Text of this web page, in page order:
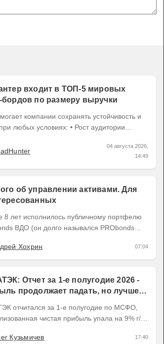
входит в ТОП-5 мировых
по размеру выручки
компании сохранять устойчивость и
условиях: • Рост аудитории
04 августа 2026,
14:49
об управлении активами. Для
8 лет исполнилось публичному портфелю
ВДО (он долго назывался PRObonds
Хохрин 07:04
Отчет за 1-е полугодие 2026 -
продолжает падать, но лучшее
отчитался за 1-е полугодие по МСФО,
чистая прибыль упала на 9% г/г
Кузьмичев
17:40